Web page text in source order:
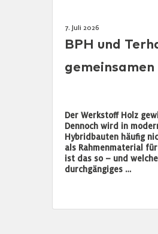
7. Juli 2026
BPH und
Der Werkstoff Holz
Dennoch wird in
Hybridbauten häufig
als Rahmenmaterial
ist das so – und
durchgängiges …